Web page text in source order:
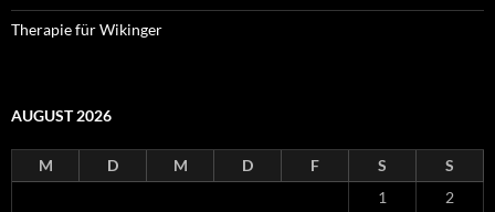
Therapie für Wikinger
AUGUST 2026
M D M D F S
S
1
2